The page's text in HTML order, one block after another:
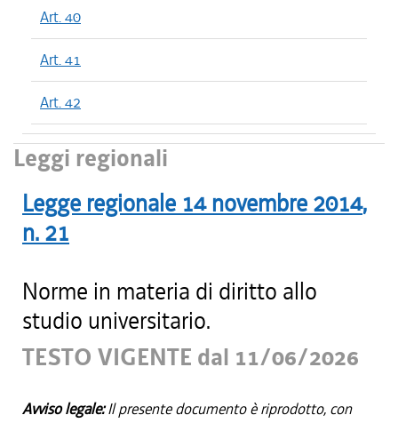
Art. 40
Art. 41
Art. 42
Leggi regionali
Legge regionale 14 novembre 2014,
n. 21
Norme in materia di diritto allo
studio universitario.
TESTO VIGENTE dal 11/06/2026
Avviso legale:Il presente documento è riprodotto, con